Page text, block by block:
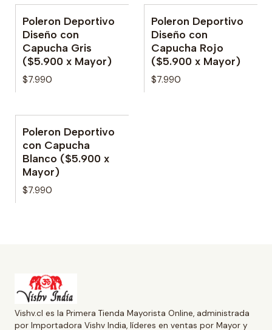
Poleron Deportivo
Diseño con
Capucha Gris
($5.900 x Mayor)
$7.990
Poleron Deportivo
Diseño con
Capucha Rojo
($5.900 x Mayor)
$7.990
No disponible
Poleron Deportivo
con Capucha
Blanco ($5.900 x
Mayor)
$7.990
Vishv.cl es la Primera Tienda Mayorista Online, administrada
por Importadora Vishv India, líderes en ventas por Mayor y